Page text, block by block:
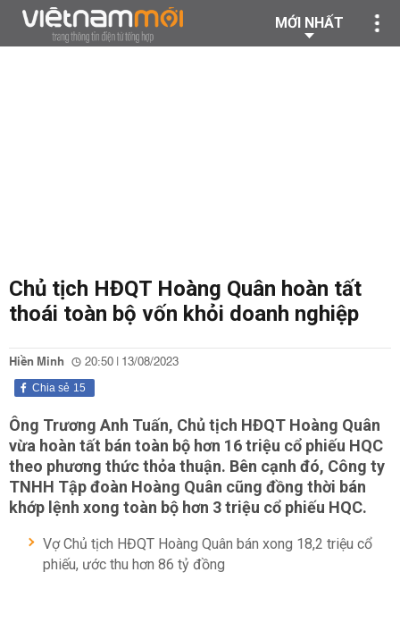
MỚI NHẤT
Chủ tịch HĐQT Hoàng Quân hoàn tất
thoái toàn bộ vốn khỏi doanh nghiệp
Hiền Minh 20:50 | 13/08/2023
15
Chia sẻ
Ông Trương Anh Tuấn, Chủ tịch HĐQT Hoàng Quân
vừa hoàn tất bán toàn bộ hơn 16 triệu cổ phiếu HQC
theo phương thức thỏa thuận. Bên cạnh đó, Công ty
TNHH Tập đoàn Hoàng Quân cũng đồng thời bán
khớp lệnh xong toàn bộ hơn 3 triệu cổ phiếu HQC.
Vợ Chủ tịch HĐQT Hoàng Quân bán xong 18,2 triệu cổ
phiếu, ước thu hơn 86 tỷ đồng